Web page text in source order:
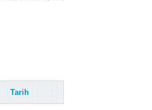
Tarih